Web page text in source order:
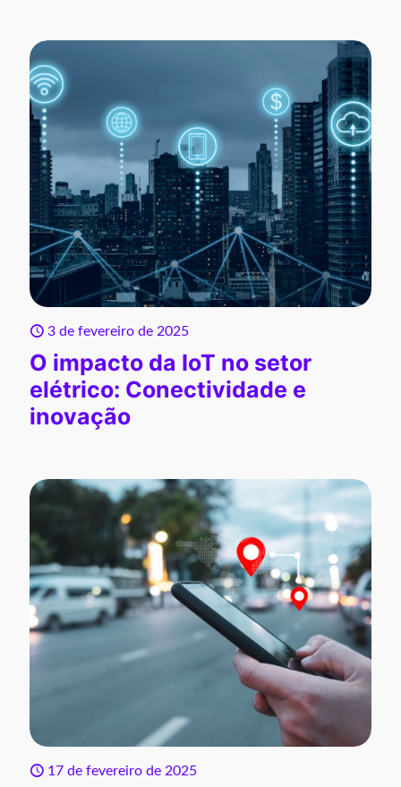
3 de fevereiro de 2025
O impacto da IoT no setor
elétrico: Conectividade e
inovação
17 de fevereiro de 2025